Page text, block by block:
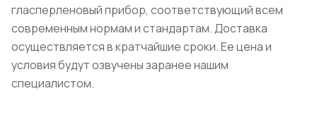
гласперленовый прибор, соответствующий всем
современным нормам и стандартам. Доставка
осуществляется в кратчайшие сроки. Ее цена и
условия будут озвучены заранее нашим
специалистом.